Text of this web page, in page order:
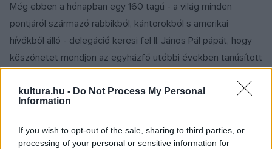
kultura.hu - Do Not Process My Personal
Information
If you wish to opt-out of the sale, sharing to third parties, or
processing of your personal or sensitive information for
Még ebben a hónapban egy 160 tagú - a világ minden
pontjáról származó rabbikból, kántorokból s amerikai
hívőkből álló - delegáció keresi fel II. János Pál pápát, hogy
köszönetet mondjon az egyházfő utóbbi években tanúsított
felbecsülhetetlen értékű Maimonidész-iratok
pápának. A köteteket két évvel ezelőtt kérte kölcsön egy
hasonlóan nagy és tekintélyes küldöttség.